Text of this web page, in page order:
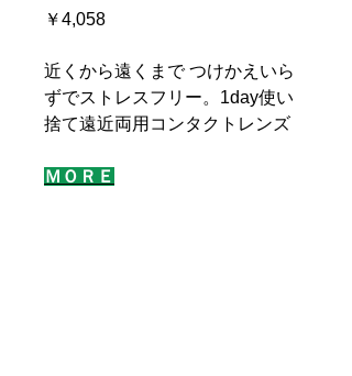
￥4,058価
近くから遠くまで つけかえいら
ずでストレスフリー。1day使い
捨て遠近両用コンタクトレンズ
ＭＯＲＥ